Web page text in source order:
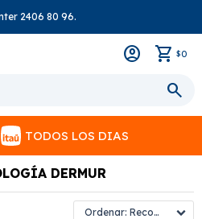
2406 80 96.
$0
TODOS LOS DIAS
DERMUR
Recomendados